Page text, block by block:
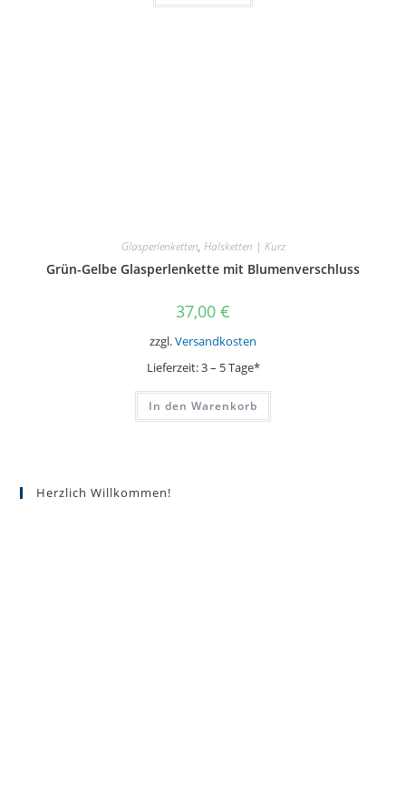
Glasperlenketten, Halsketten | Kurz
Grün-Gelbe Glasperlenkette mit Blumenverschluss
37,00 €
zzgl.Versandkosten
Lieferzeit:3 – 5 Tage*
In den Warenkorb
Herzlich Willkommen!